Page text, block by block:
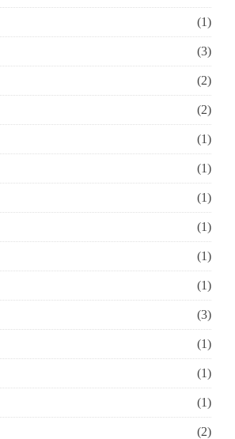
(1)
(3)
(2)
(2)
(1)
(1)
(1)
(1)
(1)
(1)
(3)
(1)
(1)
(1)
(2)